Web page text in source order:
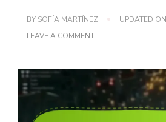
BY SOFÍA MARTÍNEZ UPDATED ON
LEAVE A COMMENTON
REMAKE:
SOLUCIÓN
DE
PROBLEMAS